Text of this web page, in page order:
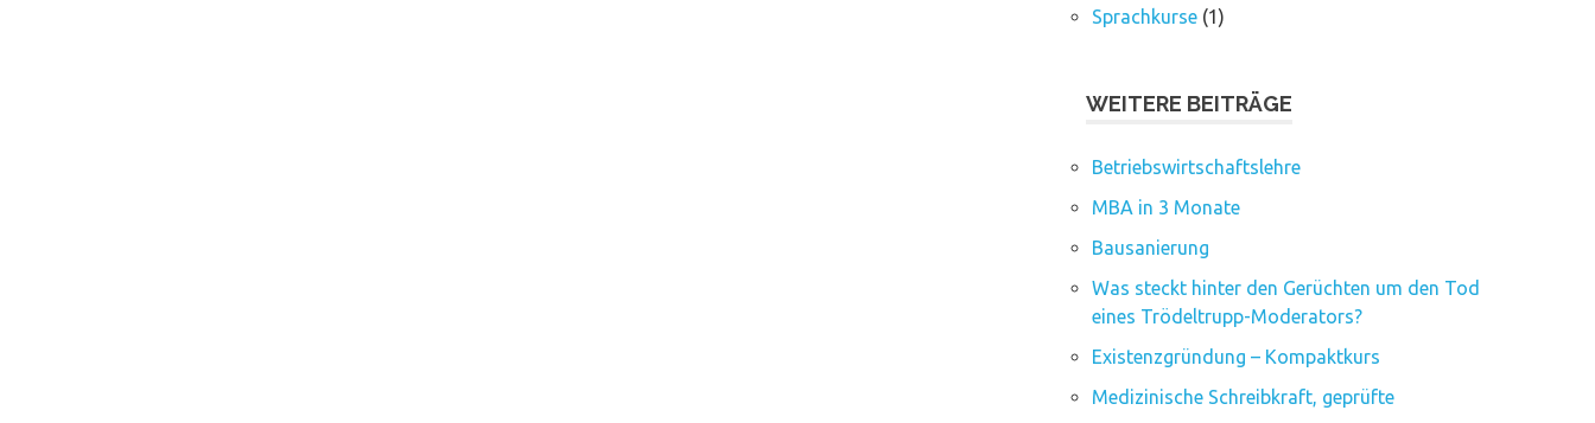
Sprachkurse (1)
WEITERE BEITRÄGE
Betriebswirtschaftslehre
MBA in 3 Monate
Bausanierung
Was steckt hinter den Gerüchten um den Tod
eines Trödeltrupp-Moderators?
Existenzgründung – Kompaktkurs
Medizinische Schreibkraft, geprüfte